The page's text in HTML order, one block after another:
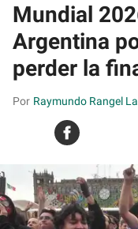
Mundial
Argentina
perder la
Raymundo Rangel